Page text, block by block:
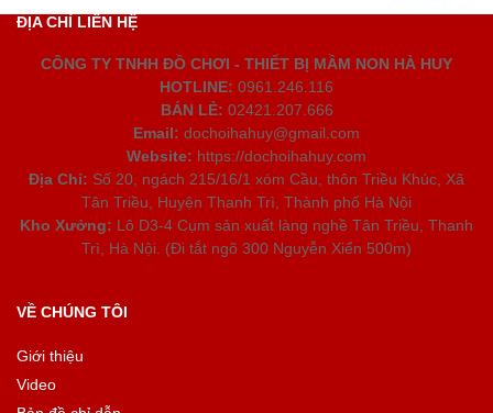
ĐỊA CHỈ LIÊN HỆ
CÔNG TY TNHH ĐỒ CHƠI - THIẾT BỊ MẦM NON HÀ HUY
HOTLINE: 0961.246.116
BÁN LẺ: 02421.207.666
Email: dochoihahuy@gmail.com
Website: https://dochoihahuy.com
Địa Chỉ: Số 20, ngách 215/16/1 xóm Cầu, thôn Triều Khúc, Xã
Tân Triều, Huyện Thanh Trì, Thành phố Hà Nội
Kho Xưởng: Lô D3-4 Cụm sản xuất làng nghề Tân Triều, Thanh
Trì, Hà Nội. (Đi tắt ngõ 300 Nguyễn Xiển 500m)
VỀ CHÚNG TÔI
Giới thiệu
Video